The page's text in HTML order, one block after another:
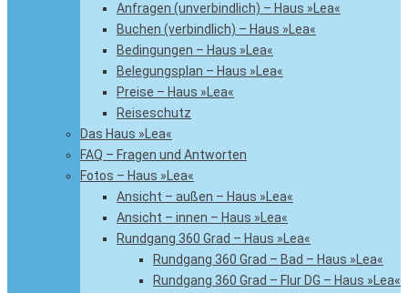
Anfragen (unverbindlich) – Haus »Lea«
Buchen (verbindlich) – Haus »Lea«
Bedingungen – Haus »Lea«
Belegungsplan – Haus »Lea«
Preise – Haus »Lea«
Reiseschutz
Das Haus »Lea«
FAQ – Fragen und Antworten
Fotos – Haus »Lea«
Ansicht – außen – Haus »Lea«
Ansicht – innen – Haus »Lea«
Rundgang 360 Grad – Haus »Lea«
Rundgang 360 Grad – Bad – Haus »Lea«
Rundgang 360 Grad – Flur DG – Haus »Lea«